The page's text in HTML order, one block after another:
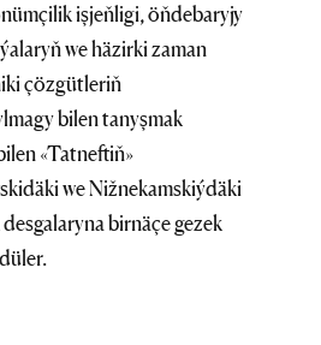
işjeňligi, öňdebaryjy
we häzirki zaman
çözgütleriň
bilen tanyşmak
«Tatneftiň»
we Nižnekamskiýdäki
birnäçe gezek